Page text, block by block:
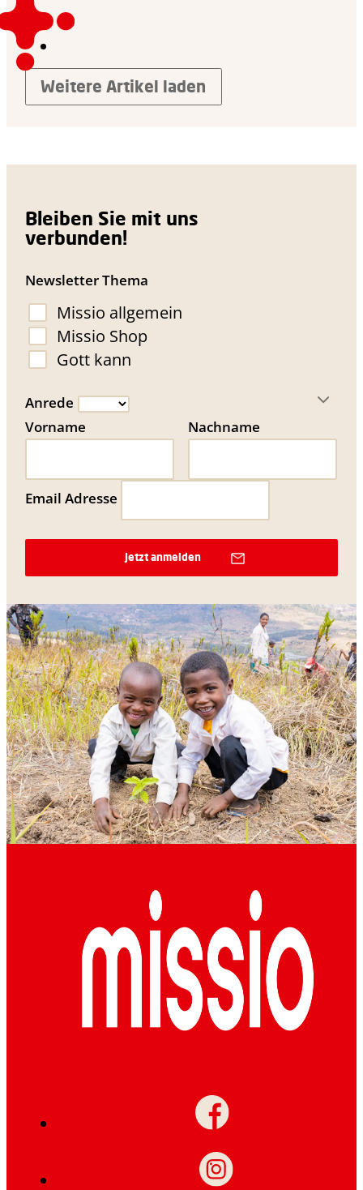
Weitere Artikel laden
Bleiben Sie mit uns
verbunden!
Newsletter Thema
Missio allgemein
Missio Shop
Gott kann
Anrede
Vorname
Nachname
Email Adresse